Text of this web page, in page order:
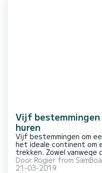
Vijf bestemmingen
huren
Vijf bestemmingen om een
het ideale continent om
trekken. Zowel vanwege
en fantastische plekken
wel vanwege het grote
Door Rogier from
21-03-2019